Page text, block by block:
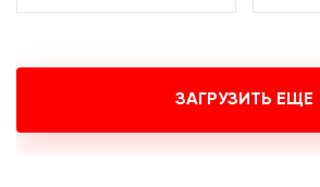
ЗАГРУЗИТЬ ЕЩЕ